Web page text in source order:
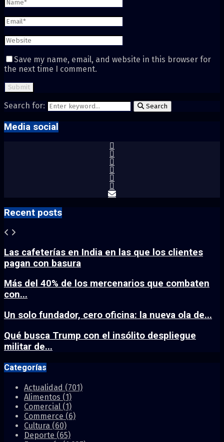
Save my name, email, and website in this browser for
the next time I comment.
Search for: Search
Media social
Recent posts
Las cafeterías en India en las que los clientes
pagan con basura
Más del 40% de los mercenarios que combaten
con...
Un solo fundador, cero oficina: la nueva ola de...
Qué busca Trump con el insólito despliegue
militar de...
Categorías
Actualidad (701)
Alimentos (1)
Comercial (1)
Commerce (6)
Cultura (60)
Deporte (65)